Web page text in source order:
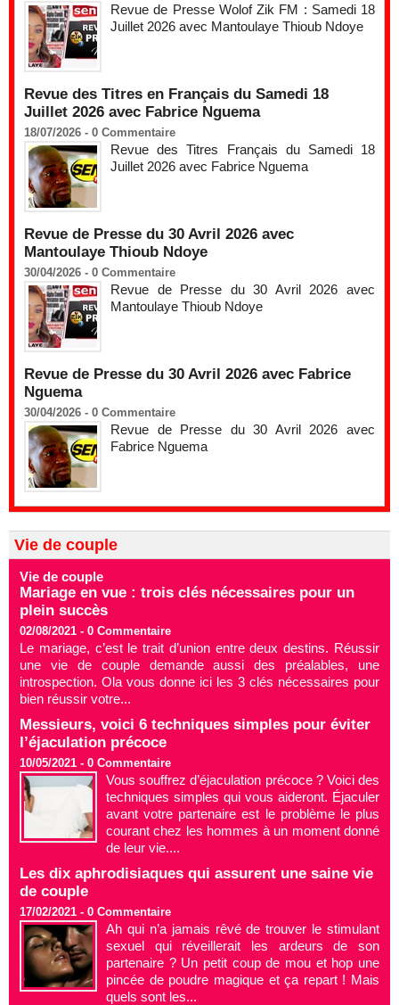
Revue de Presse Wolof Zik FM : Samedi 18
Juillet 2026 avec Mantoulaye Thioub Ndoye
Revue des Titres en Français du Samedi 18
Juillet 2026 avec Fabrice Nguema
18/07/2026 - 0 Commentaire
Revue des Titres Français du Samedi 18
Juillet 2026 avec Fabrice Nguema
Revue de Presse du 30 Avril 2026 avec
Mantoulaye Thioub Ndoye
30/04/2026 - 0 Commentaire
Revue de Presse du 30 Avril 2026 avec
Mantoulaye Thioub Ndoye
Revue de Presse du 30 Avril 2026 avec Fabrice
Nguema
30/04/2026 - 0 Commentaire
Revue de Presse du 30 Avril 2026 avec
Fabrice Nguema
Vie de couple
Vie de couple
Mariage en vue : trois clés nécessaires pour un
plein succès
02/08/2021 - 0 Commentaire
Le mariage, c’est le trait d’union entre deux destins. Réussir
une vie de couple demande aussi des préalables, une
introspection. Ola vous donne ici les 3 clés nécessaires pour
bien réussir votre...
Messieurs, voici 6 techniques simples pour éviter
l’éjaculation précoce
10/05/2021 - 0 Commentaire
Vous souffrez d’éjaculation précoce ? Voici des
techniques simples qui vous aideront. Éjaculer
avant votre partenaire est le problème le plus
courant chez les hommes à un moment donné
de leur vie....
Les dix aphrodisiaques qui assurent une saine vie
de couple
17/02/2021 - 0 Commentaire
Ah qui n’a jamais rêvé de trouver le stimulant
sexuel qui réveillerait les ardeurs de son
partenaire ? Un petit coup de mou et hop une
pincée de poudre magique et ça repart ! Mais
quels sont les...